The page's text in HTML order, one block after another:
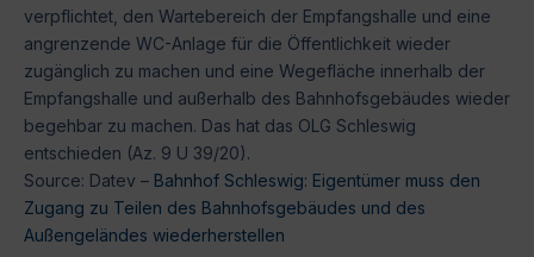
verpflichtet, den Wartebereich der Empfangshalle und eine
angrenzende WC-Anlage für die Öffentlichkeit wieder
zugänglich zu machen und eine Wegefläche innerhalb der
Empfangshalle und außerhalb des Bahnhofsgebäudes wieder
begehbar zu machen. Das hat das OLG Schleswig
entschieden (Az. 9 U 39/20).
Source: Datev – Bahnhof Schleswig: Eigentümer muss den
Zugang zu Teilen des Bahnhofsgebäudes und des
Außengeländes wiederherstellen